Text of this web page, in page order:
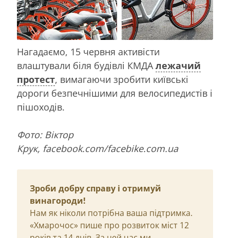
Нагадаємо, 15 червня активісти
влаштували біля будівлі КМДАлежачий
протест, вимагаючи зробити київські
дороги безпечнішими для велосипедистів і
пішоходів.
Фото: Віктор
Крук, facebook.com/facebike.com.ua
Зроби добру справу і отримуй
винагороди!
Нам як ніколи потрібна ваша підтримка.
«Хмарочос» пише про розвиток міст 12